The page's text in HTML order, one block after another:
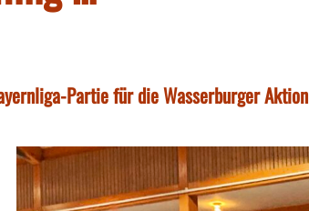
Partie für die Wasserburger Aktion